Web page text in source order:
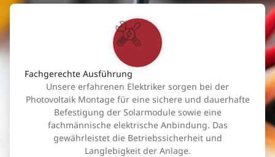
Fachgerechte Ausführung
Unsere erfahrenen Elektriker sorgen bei der
Photovoltaik Montage für eine sichere und dauerhafte
Befestigung der Solarmodule sowie eine
fachmännische elektrische Anbindung. Das
gewährleistet die Betriebssicherheit und
Langlebigkeit der Anlage.